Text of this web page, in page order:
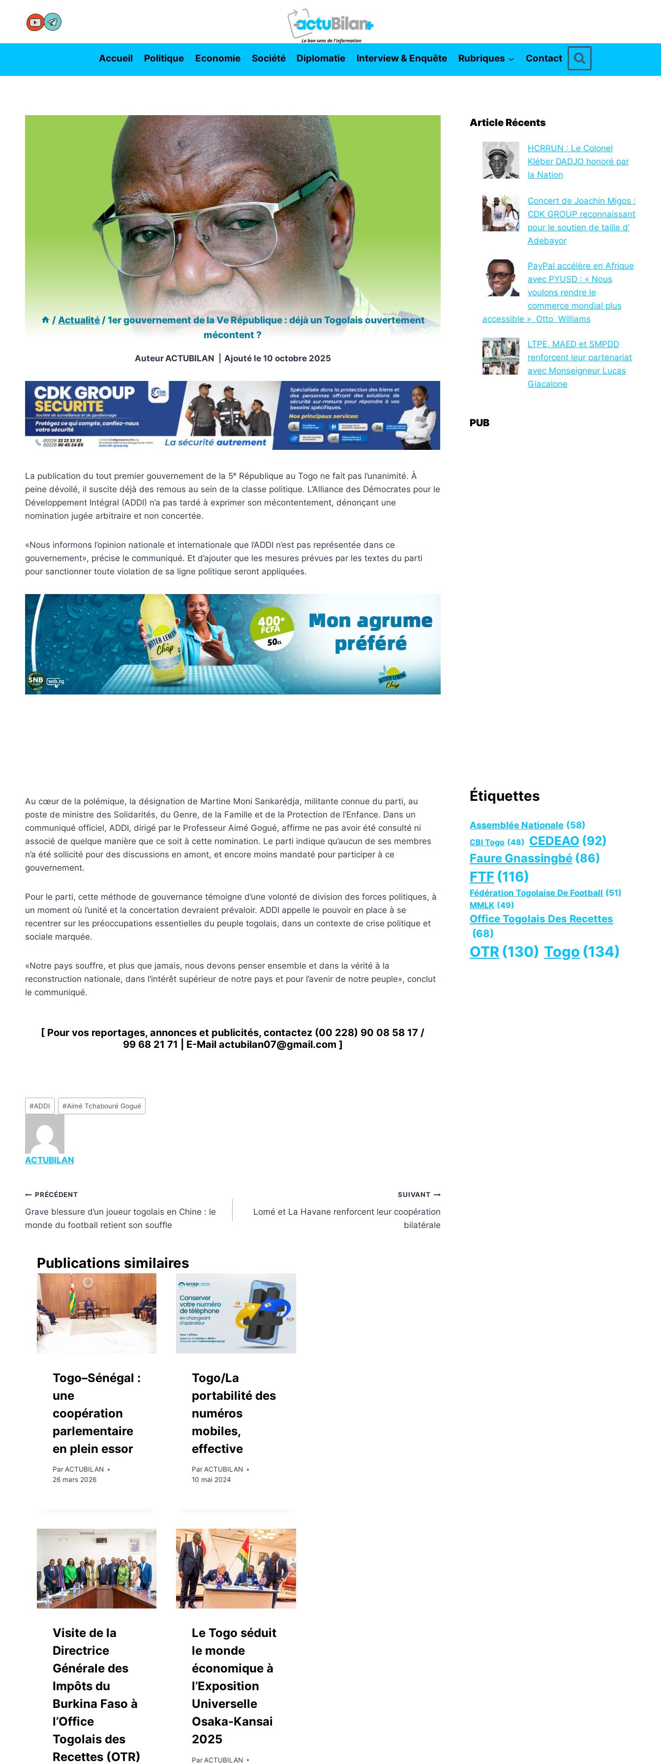
contenu
Accueil Politique Economie Société Diplomatie Interview & Enquête Rubriques Contact
/Actualité/1er gouvernement de la Ve République : déjà un Togolais ouvertement
mécontent ?
AuteurACTUBILAN Ajouté le 10 octobre 2025
La publication du tout premier gouvernement de la 5ᵉ République au Togo ne fait pas l’unanimité. À
peine dévoilé, il suscite déjà des remous au sein de la classe politique. L’Alliance des Démocrates pour le
Développement Intégral (ADDI) n’a pas tardé à exprimer son mécontentement, dénonçant une
nomination jugée arbitraire et non concertée.
«Nous informons l’opinion nationale et internationale que l’ADDI n’est pas représentée dans ce
gouvernement», précise le communiqué. Et d’ajouter que les mesures prévues par les textes du parti
pour sanctionner toute violation de sa ligne politique seront appliquées.
Au cœur de la polémique, la désignation de Martine Moni Sankarédja, militante connue du parti, au
poste de ministre des Solidarités, du Genre, de la Famille et de la Protection de l’Enfance. Dans un
communiqué officiel, ADDI, dirigé par le Professeur Aimé Gogué, affirme ne pas avoir été consulté ni
associé de quelque manière que ce soit à cette nomination. Le parti indique qu’aucun de ses membres
n’a été sollicité pour des discussions en amont, et encore moins mandaté pour participer à ce
gouvernement.
Pour le parti, cette méthode de gouvernance témoigne d’une volonté de division des forces politiques, à
un moment où l’unité et la concertation devraient prévaloir. ADDI appelle le pouvoir en place à se
recentrer sur les préoccupations essentielles du peuple togolais, dans un contexte de crise politique et
sociale marquée.
«Notre pays souffre, et plus que jamais, nous devons penser ensemble et dans la vérité à la
reconstruction nationale, dans l’intérêt supérieur de notre pays et pour l’avenir de notre peuple», conclut
le communiqué.
[ Pour vos reportages, annonces et publicités, contactez (00 228) 90 08 58 17 /
99 68 21 71 | E-Mail actubilan07@gmail.com ]
Étiquettes
de
publication :
#ADDI #Aimé Tchabouré Gogué
ACTUBILAN
Navigation
de
PRÉCÉDENT
Grave blessure d’un joueur togolais en Chine : le
monde du football retient son souffle
SUIVANT
Lomé et La Havane renforcent leur coopération
bilatérale
Publications similaires
Togo–Sénégal :
une
coopération
parlementaire
en plein essor
ParACTUBILAN
26 mars 2026
Togo/La
portabilité des
numéros
mobiles,
effective
Par ACTUBILAN
10 mai 2024
Visite de la
Directrice
Générale des
Impôts du
Burkina Faso à
l’Office
Togolais des
Recettes (OTR)
Le Togo séduit
le monde
économique à
l’Exposition
Universelle
Osaka-Kansai
2025
Par ACTUBILAN
Article Récents
HCRRUN : Le Colonel
Kléber DADJO honoré par
la Nation
Concert de Joachin Migos :
CDK GROUP reconnaissant
pour le soutien de taille d’
Adebayor
PayPal accélère en Afrique
avec PYUSD : « Nous
voulons rendre le
commerce mondial plus
accessible », Otto Williams
LTPE, MAED et SMPDD
renforcent leur partenariat
avec Monseigneur Lucas
Giacalone
PUB
Étiquettes
Assemblée Nationale (58)
CBI Togo (48) CEDEAO (92)
Faure Gnassingbé (86)
FTF (116)
Fédération Togolaise De Football (51)
MMLK (49)
Office Togolais Des Recettes
(68)
OTR (130) Togo (134)